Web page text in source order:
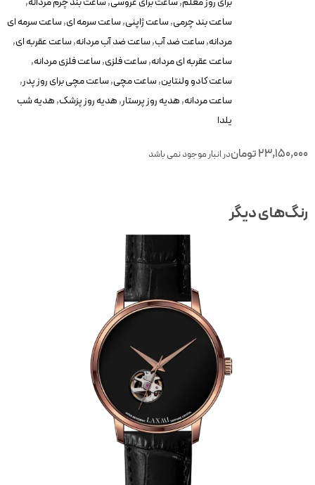
ساعت بند چرمی,ساعت ژاپنی,ساعت سرمه ای,ساعت سرمه ای
مردانه,ساعت ضد آب,ساعت ضد آب مردانه,ساعت عقربه ای,
ساعت عقربه ای مردانه,ساعت فلزی,ساعت فلزی مردانه,
ساعت کادو ولنتاین,ساعت مچی,ساعت مچی برای روز پدر,
ساعت مردانه,هدیه روز پرستار,هدیه روز پزشک,هدیه شب
یلدا
23,150,000توماندر انبار موجود نمی باشد
رنگ‌های دیگر